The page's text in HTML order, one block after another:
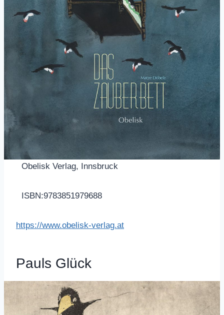
Obelisk Verlag, Innsbruck
ISBN:9783851979688
https://www.obelisk-verlag.at
Pauls Glück